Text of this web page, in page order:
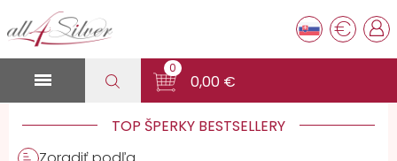
€

0
0,00 €
TOP ŠPERKY BESTSELLERY